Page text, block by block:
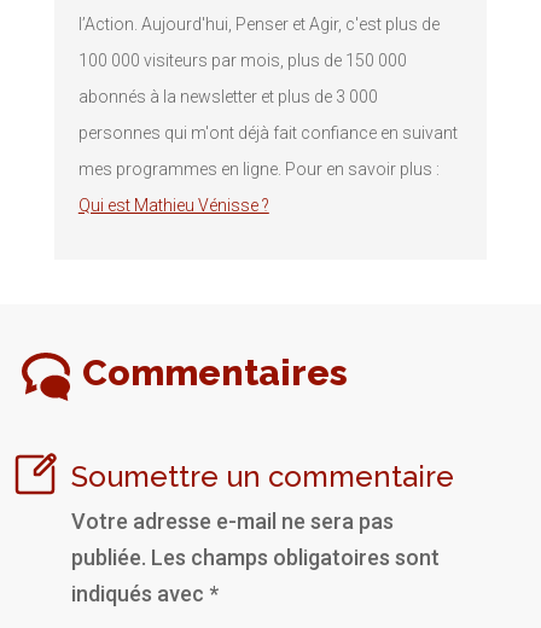
l’Action. Aujourd'hui, Penser et Agir, c'est plus de
100 000 visiteurs par mois, plus de 150 000
abonnés à la newsletter et plus de 3 000
personnes qui m'ont déjà fait confiance en suivant
mes programmes en ligne. Pour en savoir plus :
Qui est Mathieu Vénisse ?
Commentaires
Soumettre un commentaire
Votre adresse e-mail ne sera pas
publiée. Les champs obligatoires sont
indiqués avec *